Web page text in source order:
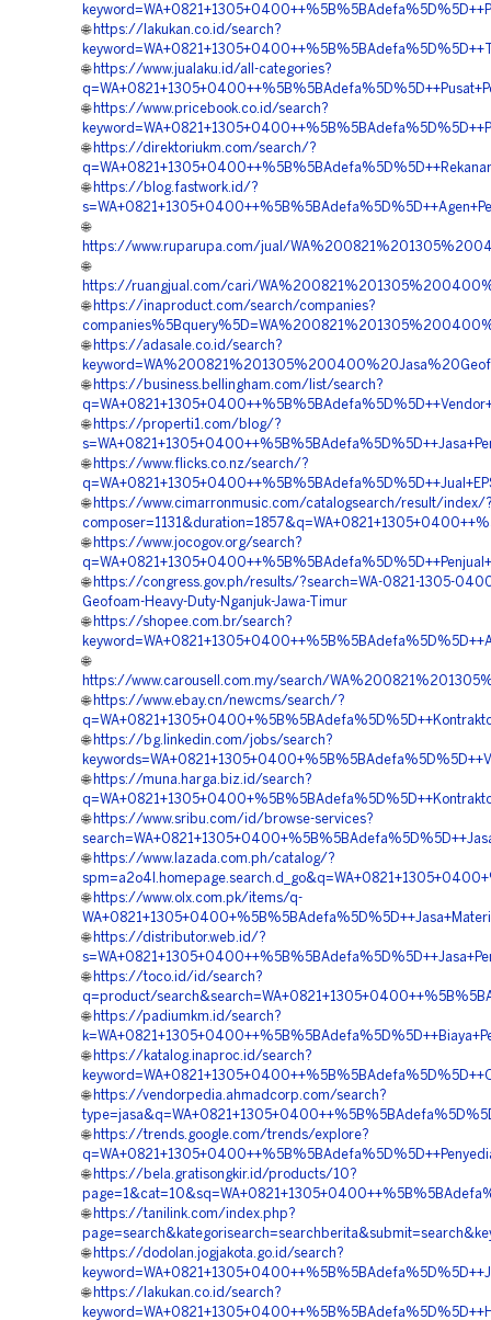
🌐 https://lakukan.co.id/search?
🌐 https://www.jualaku.id/all-categories?
🌐 https://www.pricebook.co.id/search?
🌐 https://direktoriukm.com/search/?
🌐 https://blog.fastwork.id/?
🌐
https://www.ruparupa.com/jual/
🌐
https://ruangjual.com/cari/
🌐 https://inaproduct.com/search/companies?
🌐 https://adasale.co.id/search?
🌐 https://business.bellingham.com/list/search?
🌐 https://properti1.com/blog/?
🌐 https://www.flicks.co.nz/search/?
🌐 https://www.cimarronmusic.com/catalogsearch/result/index/
🌐 https://www.jocogov.org/search?
🌐 https://congress.gov.ph/results/?search=WA-0821-1305-
Geofoam-Heavy-Duty-Nganjuk-Jawa-Timur
🌐 https://shopee.com.br/search?
🌐
https://www.carousell.com.my/search/
🌐 https://www.ebay.cn/newcms/search/?
🌐 https://bg.linkedin.com/jobs/search?
🌐 https://muna.harga.biz.id/search?
🌐 https://www.sribu.com/id/browse-services?
🌐 https://www.lazada.com.ph/catalog/?
🌐 https://www.olx.com.pk/items/q-
🌐 https://distributor.web.id/?
🌐 https://toco.id/id/search?
q=product/
🌐 https://padiumkm.id/search?
🌐 https://katalog.inaproc.id/search?
🌐 https://vendorpedia.ahmadcorp.com/search?
🌐 https://trends.google.com/trends/explore?
🌐 https://bela.gratisongkir.id/products/10?
🌐 https://tanilink.com/index.php?
🌐 https://dodolan.jogjakota.go.id/search?
🌐 https://lakukan.co.id/search?